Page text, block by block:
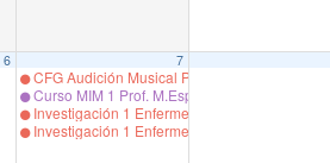
6 7
CFG Audición Musical Prof. Garrido
Curso MIM 1 Prof. M.Espinoza
Investigación 1 Enfermería. Prof.Sergio Garrido
Investigación 1 Enfermería. Prof.Sergio Garrido